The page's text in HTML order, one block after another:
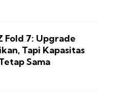
Fold 7: Upgrade
Tapi Kapasitas
Sama